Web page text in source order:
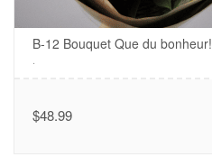
B-12 Bouquet Que du bonheur!
$48.99